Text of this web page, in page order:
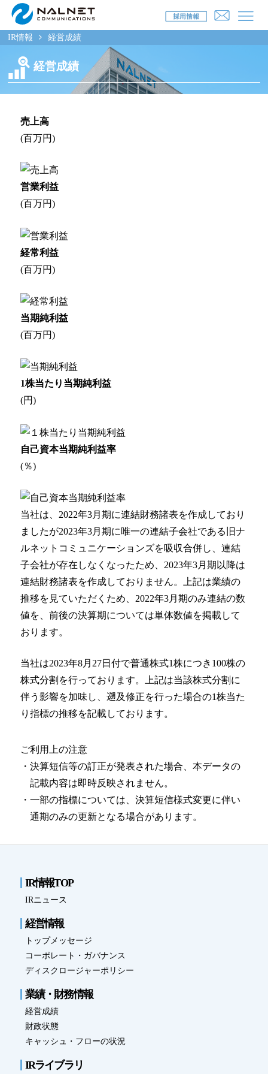
IR情報 経営成績
経営成績
売上高
(百万円)
営業利益
(百万円)
経常利益
(百万円)
当期純利益
(百万円)
1株当たり当期純利益
(円)
自己資本当期純利益率
(％)
当社は、2022年3月期に連結財務諸表を作成しており
ましたが2023年3月期に唯一の連結子会社である旧ナ
ルネットコミュニケーションズを吸収合併し、連結
子会社が存在しなくなったため、2023年3月期以降は
連結財務諸表を作成しておりません。上記は業績の
推移を見ていただくため、2022年3月期のみ連結の数
値を、前後の決算期については単体数値を掲載して
おります。
当社は2023年8月27日付で普通株式1株につき100株の
株式分割を行っております。上記は当該株式分割に
伴う影響を加味し、遡及修正を行った場合の1株当た
り指標の推移を記載しております。
ご利用上の注意
・決算短信等の訂正が発表された場合、本データの
記載内容は即時反映されません。
・一部の指標については、決算短信様式変更に伴い
通期のみの更新となる場合があります。
IR情報TOP
IRニュース
経営情報
トップメッセージ
コーポレート・ガバナンス
ディスクロージャーポリシー
業績・財務情報
経営成績
財政状態
キャッシュ・フローの状況
IRライブラリ
リース会社のお客様
自動車リース提携(LMS)
残価保証
マイカーリースサポート
福祉車両メンテナンス
一般企業のお客様
自動車メンテナンス受託(NMS)
自動車リース
車両買取
福祉車両メンテナンス
緊急ロードサービス
新技術にも迅速に対応
整備工場のお客様
整備業務提携
momoCan
モビノワ
メールマガジン
企業情報
ご挨拶
経営理念
企業概要
ESGの取り組み
IR情報
採用情報
ニュースルーム
お問い合わせ